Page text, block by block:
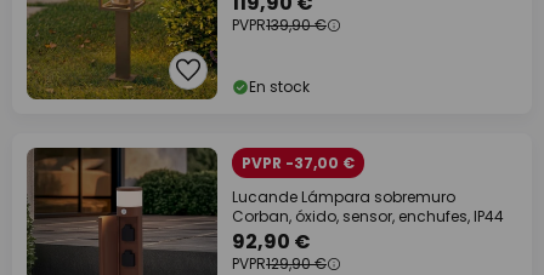
PVPR139,90 €
En stock
PVPR -37,00 €
Lucande Lámpara sobremuro
Corban, óxido, sensor, enchufes, IP44
92,90 €
PVPR129,90 €